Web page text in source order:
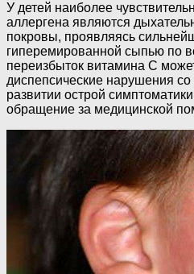
У детей наиболее
аллергена являются
покровы, проявляясь
гиперемированной сыпью по
переизбыток витамина С
диспепсические нарушения
развитии острой
обращение за медицинской